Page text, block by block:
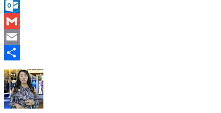
Messenger
Outlook.com
Gmail
Email
Compartir